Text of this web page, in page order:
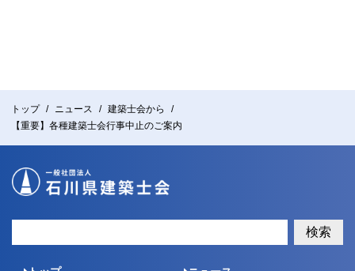
トップ ニュース
建築士会から
【重要】各種建築士会行事中止のご案内
検索